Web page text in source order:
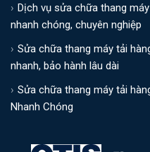
Dịch vụ sửa chữa thang
nhanh chóng, chuyên nghiệp
Sửa chữa thang máy tải
nhanh, bảo hành lâu dài
Sửa chữa thang máy tải
Nhanh Chóng